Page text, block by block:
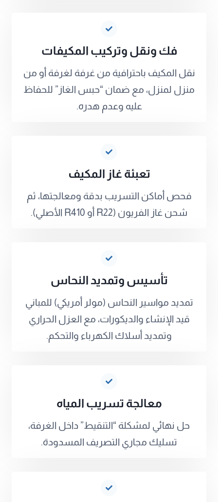
فك ونقل وتركيب المكيفات
نقل المكيف باحترافية من غرفة لغرفة أو من
منزل لمنزل، مع ضمان “حبس الغاز” للحفاظ
عليه وعدم هدره.
تعبئة غاز المكيف
فحص أماكن التسريب بدقة ومعالجتها، ثم
شحن غاز الفريون (R22 أو R410 الأصلي).
تأسيس وتمديد النحاس
تمديد مواسير النحاس (مولر أمريكي) للمباني
قيد الإنشاء والديكورات، مع العزل الحراري
وتمديد أسلاك الكهرباء والتحكم.
معالجة تسريب المياه
حل نهائي لمشكلة “التنقيط” داخل الغرفة،
تسليك مجاري التصريف المسدودة.